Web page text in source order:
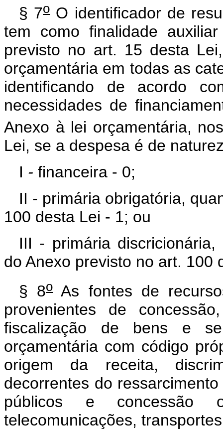
§ 7oO identificador de
tem como finalidade
previsto no art. 15 desta Lei,
orçamentária em todas as
identificando
de acordo
necessidades de
Anexo à lei orçamentária,
Lei, se a despesa é de
I - financeira - 0;
II - primária obrigatória,
100 desta Lei - 1; ou
III - primária
do Anexo previsto no art. 100
§ 8oAs fontes de
provenientes de
fiscalização de bens e
orçamentária com código
origem da receita,
decorrentes do
públicos e concessão
telecomunicações,